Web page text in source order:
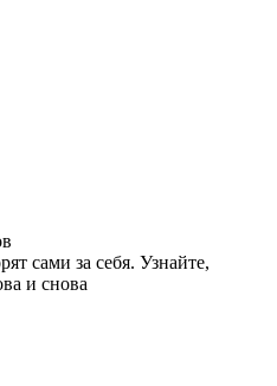
сами за себя. Узнайте,
и снова